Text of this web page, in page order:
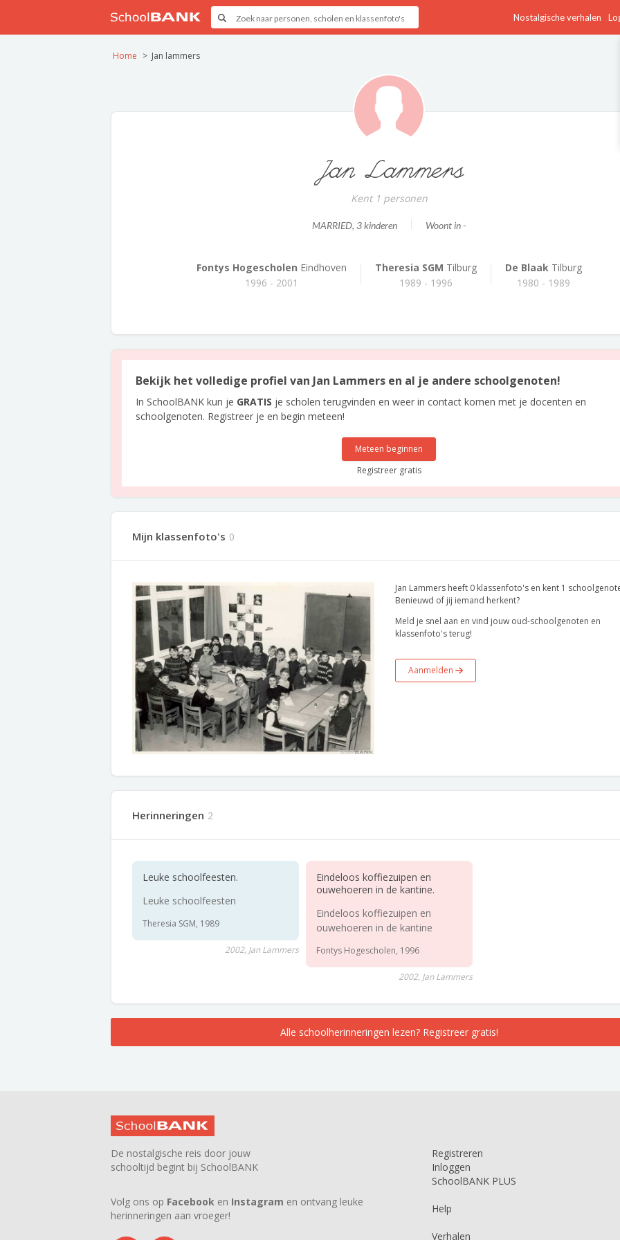
Nostalgische verhalen
Home Jan lammers
Jan Lammers
Kent 1 personen
MARRIED, 3 kinderen Woont in -
Fontys Hogescholen Eindhoven
1996 - 2001
Theresia SGM Tilburg
1989 - 1996
De BlaakTilburg
1980 - 1989
Bekijk het volledige profiel van Jan Lammers en al je andere schoolgenoten!
In SchoolBANK kun je GRATIS je scholen terugvinden en weer in contact komen met je docenten en
schoolgenoten. Registreer je en begin meteen!
Meteen beginnen
Registreer gratis
Mijn klassenfoto's 0
Jan Lammers heeft 0 klassenfoto's en kent 1
Benieuwd of jij iemand herkent?
Meld je snel aan en vind jouw oud-schoolgenoten en
klassenfoto's terug!
Aanmelden
Herinneringen 2
Leuke schoolfeesten.
Leuke schoolfeesten
Theresia SGM, 1989
2002, Jan Lammers
Eindeloos koffiezuipen en
ouwehoeren in de kantine.
Eindeloos koffiezuipen en
ouwehoeren in de kantine
Fontys Hogescholen, 1996
2002, Jan Lammers
Alle schoolherinneringen lezen? Registreer gratis!
De nostalgische reis door jouw
schooltijd begint bij SchoolBANK
Volg ons op Facebook en Instagram en ontvang leuke
herinneringen aan vroeger!
Registreren
Inloggen
SchoolBANK PLUS
Help
Verhalen